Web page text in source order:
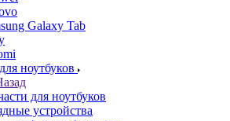
Galaxy Tab
ноутбуков
для ноутбуков
устройства